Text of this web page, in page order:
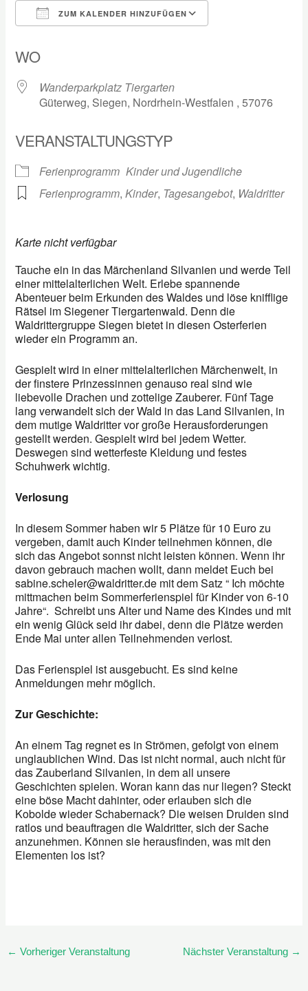
ZUM KALENDER HINZUFÜGEN
WO
Wanderparkplatz Tiergarten
Güterweg, Siegen, Nordrhein-Westfalen , 57076
VERANSTALTUNGSTYP
Ferienprogramm Kinder und Jugendliche
Ferienprogramm,Kinder, Tagesangebot, Waldritter
Karte nicht verfügbar
Tauche ein in das Märchenland Silvanien und werde Teil
einer mittelalterlichen Welt. Erlebe spannende
Abenteuer beim Erkunden des Waldes und löse knifflige
Rätsel im Siegener Tiergartenwald. Denn die
Waldrittergruppe Siegen bietet in diesen Osterferien
wieder ein Programm an.
Gespielt wird in einer mittelalterlichen Märchenwelt, in
der finstere Prinzessinnen genauso real sind wie
liebevolle Drachen und zottelige Zauberer. Fünf Tage
lang verwandelt sich der Wald in das Land Silvanien, in
dem mutige Waldritter vor große Herausforderungen
gestellt werden. Gespielt wird bei jedem Wetter.
Deswegen sind wetterfeste Kleidung und festes
Schuhwerk wichtig.
Verlosung
In diesem Sommer haben wir 5 Plätze für 10 Euro zu
vergeben, damit auch Kinder teilnehmen können, die
sich das Angebot sonnst nicht leisten können. Wenn ihr
davon gebrauch machen wollt, dann meldet Euch bei
sabine.scheler@waldritter.de mit dem Satz “ Ich möchte
mittmachen beim Sommerferienspiel für Kinder von 6-10
Jahre“. Schreibt uns Alter und Name des Kindes und mit
ein wenig Glück seid ihr dabei, denn die Plätze werden
Ende Mai unter allen Teilnehmenden verlost.
Das Ferienspiel ist ausgebucht. Es sind keine
Anmeldungen mehr möglich.
Zur Geschichte:
An einem Tag regnet es in Strömen, gefolgt von einem
unglaublichen Wind. Das ist nicht normal, auch nicht für
das Zauberland Silvanien, in dem all unsere
Geschichten spielen. Woran kann das nur liegen? Steckt
eine böse Macht dahinter, oder erlauben sich die
Kobolde wieder Schabernack? Die weisen Druiden sind
ratlos und beauftragen die Waldritter, sich der Sache
anzunehmen. Können sie herausfinden, was mit den
Elementen los ist?
← Vorheriger Veranstaltung Nächster Veranstaltung →